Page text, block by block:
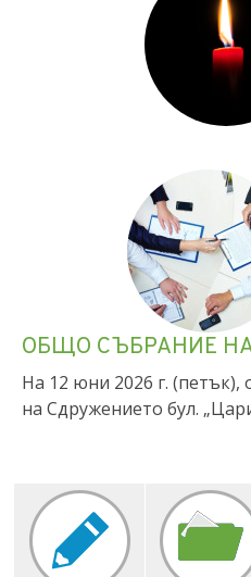
ОБЩО СЪБРАНИЕ
На 12 юни 2026 г. (петък),
на Сдружението бул.